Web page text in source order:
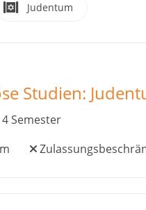
Judentum
Studien:
4 Semester